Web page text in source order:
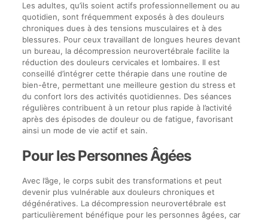
Les adultes, qu’ils soient actifs professionnellement ou au
quotidien, sont fréquemment exposés à des douleurs
chroniques dues à des tensions musculaires et à des
blessures. Pour ceux travaillant de longues heures devant
un bureau, la décompression neurovertébrale facilite la
réduction des douleurs cervicales et lombaires. Il est
conseillé d’intégrer cette thérapie dans une routine de
bien-être, permettant une meilleure gestion du stress et
du confort lors des activités quotidiennes. Des séances
régulières contribuent à un retour plus rapide à l’activité
après des épisodes de douleur ou de fatigue, favorisant
ainsi un mode de vie actif et sain.
Pour les Personnes Âgées
Avec l’âge, le corps subit des transformations et peut
devenir plus vulnérable aux douleurs chroniques et
dégénératives. La décompression neurovertébrale est
particulièrement bénéfique pour les personnes âgées, car